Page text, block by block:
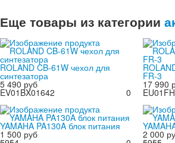
Еще товары из категории
ROLAND CB-61W чехол для
синтезатора
5 490 руб
0
EV01BX01642
FR-3
17 990
YAMAHA PA130A блок питания
1 500 руб 2 000